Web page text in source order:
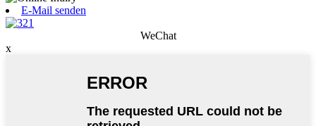
E-Mail senden
WeChat
x